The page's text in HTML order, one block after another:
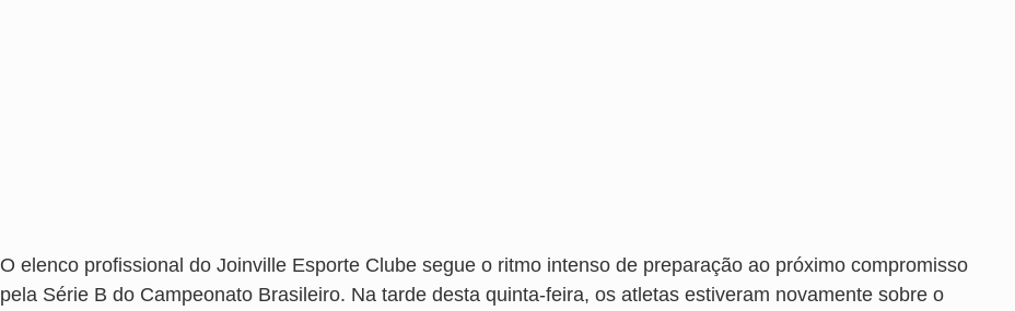
O elenco profissional do Joinville Esporte Clube segue o ritmo intenso de preparação ao próximo compromisso
pela Série B do Campeonato Brasileiro. Na tarde desta quinta-feira, os atletas estiveram novamente sobre o